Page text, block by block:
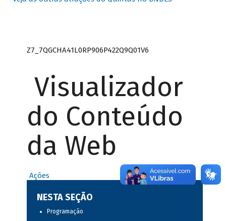
Z7_7QGCHA41L0RP906P422Q9Q01V6
Visualizador
do Conteúdo
da Web
Ações
NESTA SEÇÃO
Programação